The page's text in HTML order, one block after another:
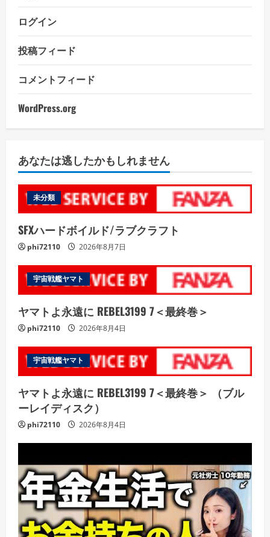
ログイン
投稿フィード
コメントフィード
WordPress.org
あなたは逃したかもしれません
未分類
SFXハードボイルド/ラブクラフト
phi72110 2026年8月7日
宇宙戦艦ヤマト
ヤマトよ永遠に REBEL3199 7＜最終巻＞
phi72110 2026年8月4日
宇宙戦艦ヤマト
ヤマトよ永遠に REBEL3199 7＜最終巻＞ （ブル
ーレイディスク）
phi72110 2026年8月4日